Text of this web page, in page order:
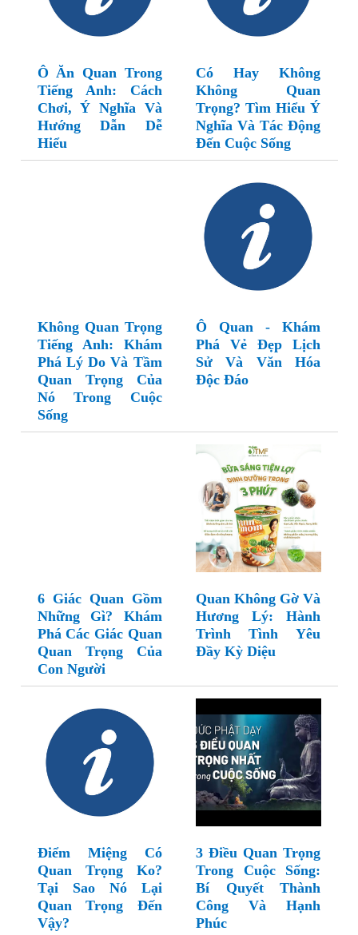
Ô Ăn Quan Trong
Tiếng Anh: Cách
Chơi, Ý Nghĩa Và
Hướng Dẫn Dễ
Hiểu
Có Hay Không
Không Quan
Trọng? Tìm Hiểu Ý
Nghĩa Và Tác Động
Đến Cuộc Sống
Không Quan Trọng
Tiếng Anh: Khám
Phá Lý Do Và Tầm
Quan Trọng Của
Nó Trong Cuộc
Sống
Ô Quan - Khám
Phá Vẻ Đẹp Lịch
Sử Và Văn Hóa
Độc Đáo
6 Giác Quan Gồm
Những Gì? Khám
Phá Các Giác Quan
Quan Trọng Của
Con Người
Quan Không Gờ Và
Hương Lý: Hành
Trình Tình Yêu
Đầy Kỳ Diệu
Điểm Miệng Có
Quan Trọng Ko?
Tại Sao Nó Lại
Quan Trọng Đến
Vậy?
3 Điều Quan Trọng
Trong Cuộc Sống:
Bí Quyết Thành
Công Và Hạnh
Phúc